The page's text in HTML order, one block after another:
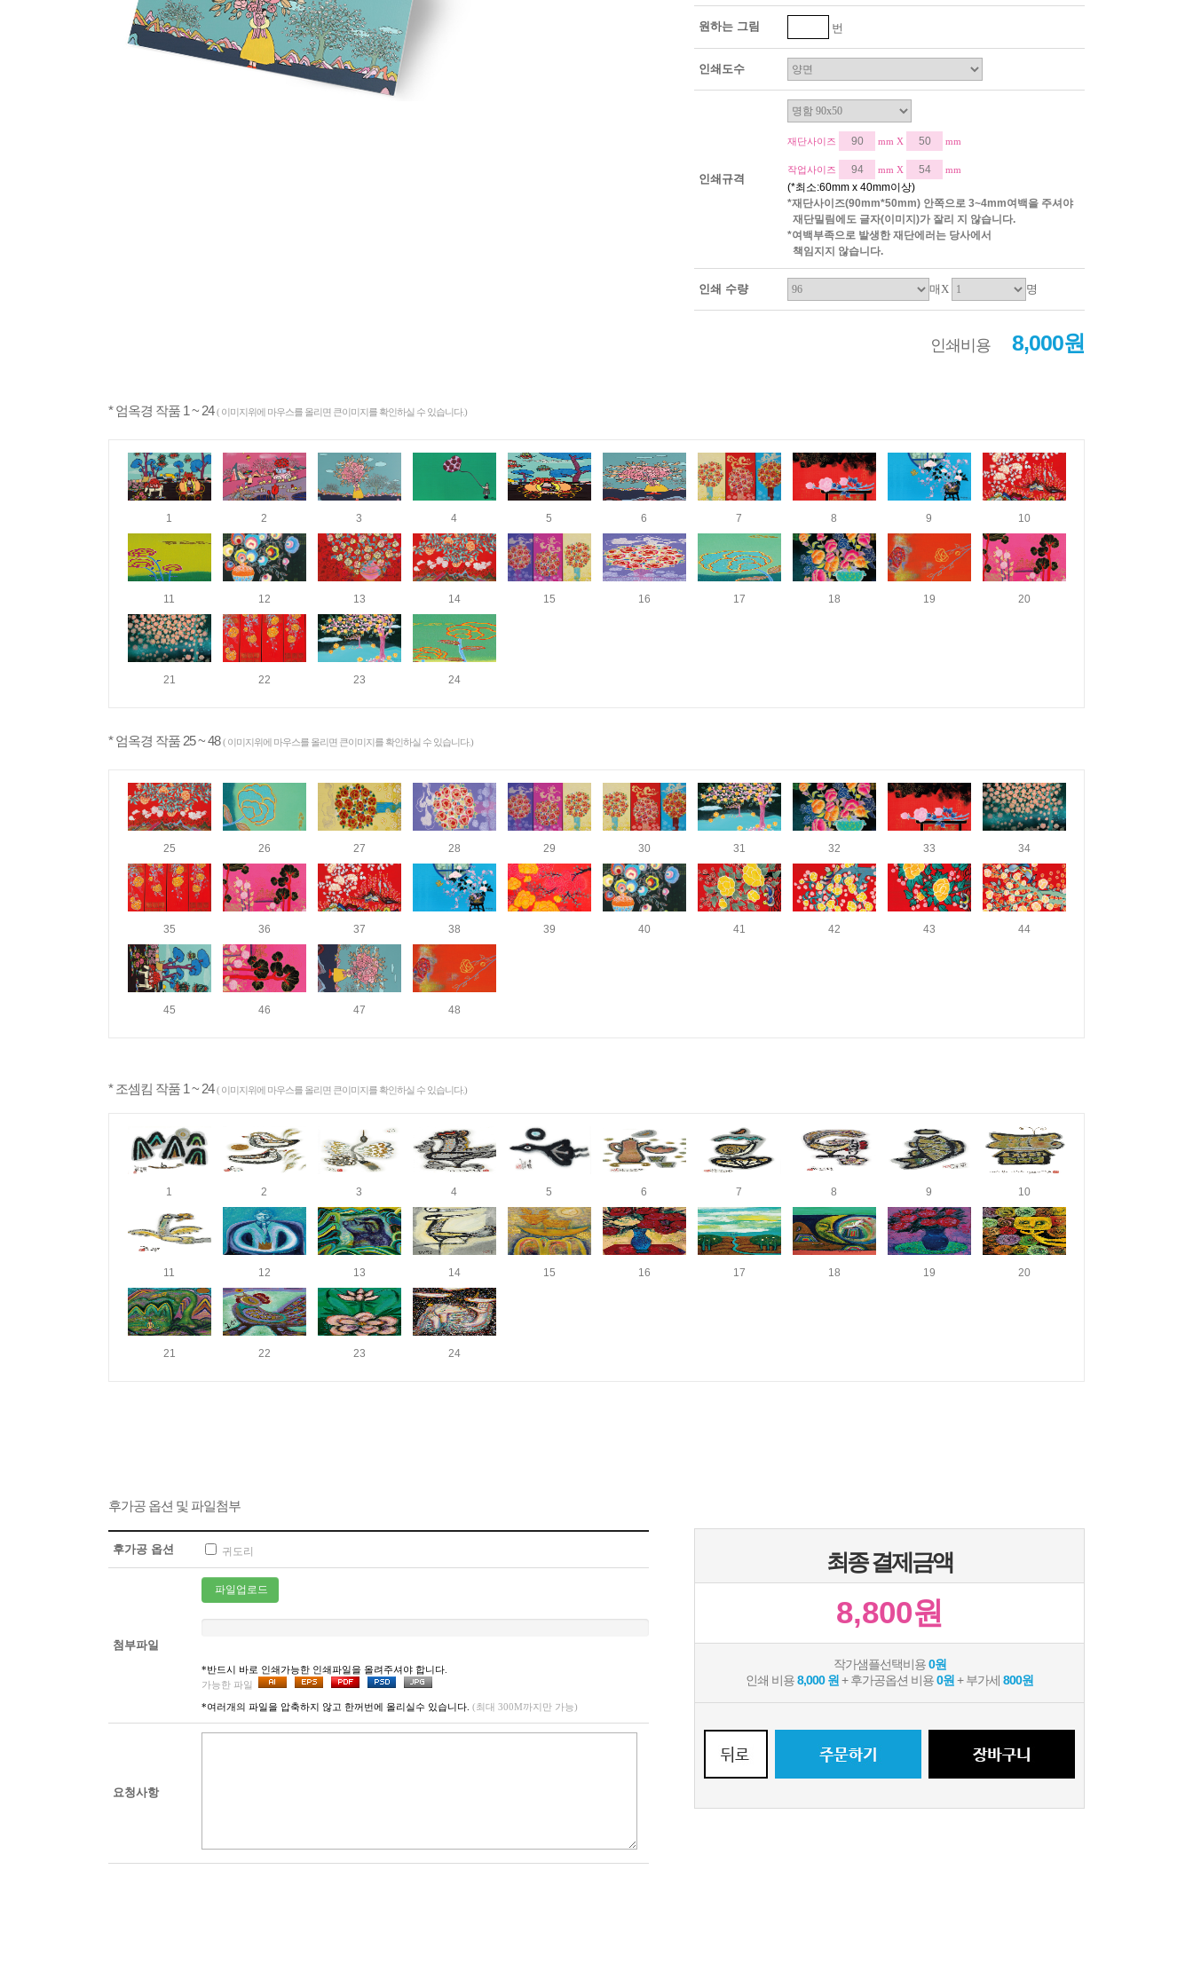
원하는 그림 번
인쇄도수
인쇄규격
재단사이즈 mm X mm
작업사이즈 mm X mm
(*최소:60mm x 40mm이상)
*재단사이즈(90mm*50mm) 안쪽으로 3~4mm여백을 주셔야
재단밀림에도 글자(이미지)가 잘리 지 않습니다.
*여백부족으로 발생한 재단에러는 당사에서
책임지지 않습니다.
인쇄 수량 매X 명
인쇄비용 8,000원
* 엄옥경 작품 1 ~ 24( 이미지위에 마우스를 올리면 큰이미지를 확인하실 수 있습니다.)
1 2 3 4 5 6 7 8 9 10
11 12 13 14 15 16 17 18 19 20
21 22 23 24
* 엄옥경 작품 25 ~ 48( 이미지위에 마우스를 올리면 큰이미지를 확인하실 수 있습니다.)
25 26 27 28 29 30 31 32 33 34
35 36 37 38 39 40 41 42 43 44
45 46 47 48
* 조셈킴 작품 1 ~ 24( 이미지위에 마우스를 올리면 큰이미지를 확인하실 수 있습니다.)
1 2 3 4 5 6 7 8 9 10
11 12 13 14 15 16 17 18 19 20
21 22 23 24
후가공 옵션 및 파일첨부
후가공 옵션 귀도리
첨부파일
파일업로드
*반드시 바로 인쇄가능한 인쇄파일을 올려주셔야 합니다.
가능한 파일
*여러개의 파일을 압축하지 않고 한꺼번에 올리실수 있습니다. (최대 300M까지만 가능)
요청사항
최종 결제금액
8,800원
작가샘플선택비용0원
인쇄 비용8,000 원 + 후가공옵션 비용0원 + 부가세 800원